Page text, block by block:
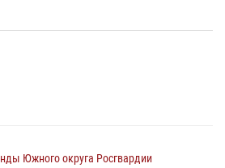
Южного округа Росгвардии